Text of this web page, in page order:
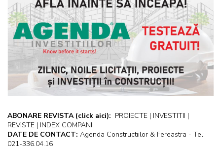
ABONARE REVISTA (click aici): PROIECTE | INVESTITII |
REVISTE | INDEX COMPANII
DATE DE CONTACT: Agenda Constructiilor & Fereastra - Tel:
021-336.04.16